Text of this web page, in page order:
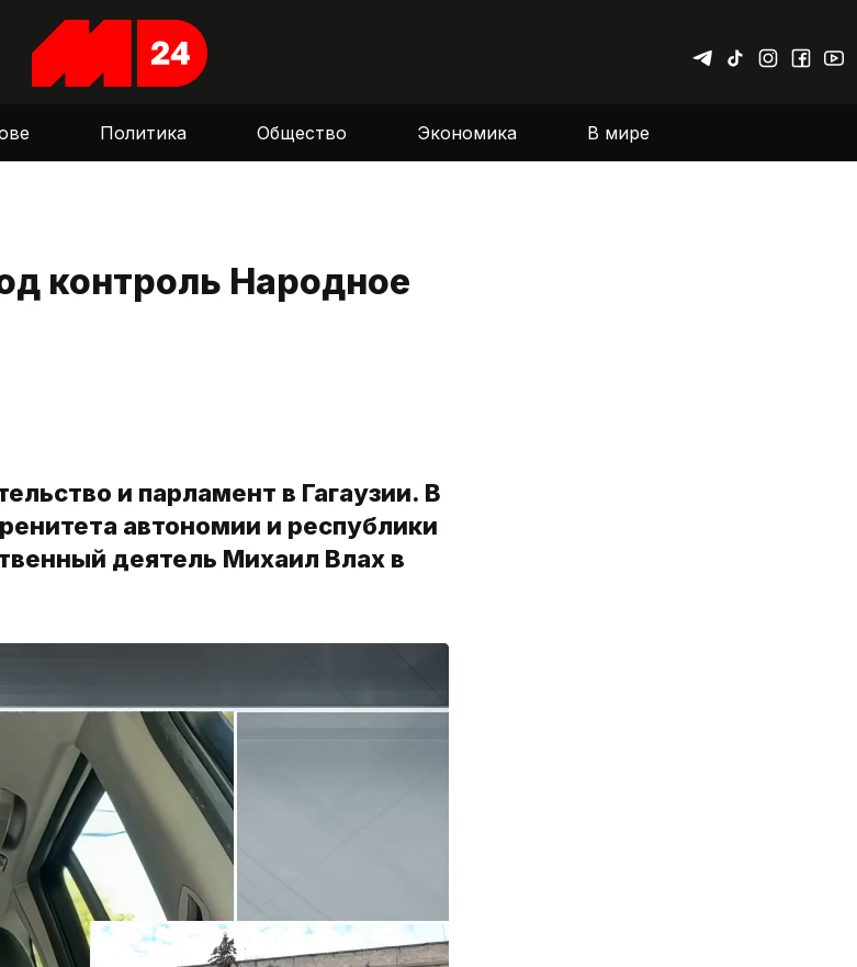
Политика Общество Экономика В мире
контроль Народное
и парламент в Гагаузии. В
автономии и республики
деятель Михаил Влах в